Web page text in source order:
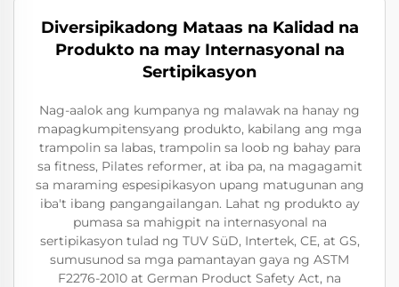
Diversipikadong Mataas na Kalidad na
Produkto na may Internasyonal na
Sertipikasyon
Nag-aalok ang kumpanya ng malawak na hanay ng
mapagkumpitensyang produkto, kabilang ang mga
trampolin sa labas, trampolin sa loob ng bahay para
sa fitness, Pilates reformer, at iba pa, na magagamit
sa maraming espesipikasyon upang matugunan ang
iba't ibang pangangailangan. Lahat ng produkto ay
pumasa sa mahigpit na internasyonal na
sertipikasyon tulad ng TUV SüD, Intertek, CE, at GS,
sumusunod sa mga pamantayan gaya ng ASTM
F2276-2010 at German Product Safety Act, na